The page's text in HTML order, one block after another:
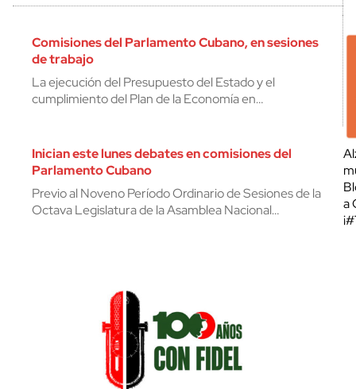
Comisiones del Parlamento Cubano, en sesiones
de trabajo
La ejecución del Presupuesto del Estado y el
cumplimiento del Plan de la Economía en…
Inician este lunes debates en comisiones del
Parlamento Cubano
Previo al Noveno Período Ordinario de Sesiones de la
Octava Legislatura de la Asamblea Nacional…
a